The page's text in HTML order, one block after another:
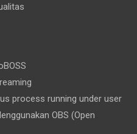
process running under user
OBS (Open